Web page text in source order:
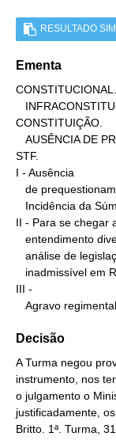
RESULTADO
Ementa
CONSTITUIÇÃO.
STF.
I - Ausência
II - Para se chegar
III -
Agravo
Decisão
A Turma negou
instrumento, nos
o julgamento o
justificadamente,
Britto. 1ª. Turma,